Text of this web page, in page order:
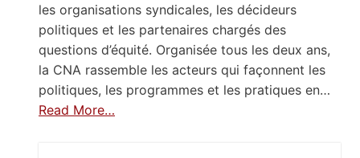
les organisations syndicales, les décideurs
politiques et les partenaires chargés des
questions d’équité. Organisée tous les deux ans,
la CNA rassemble les acteurs qui façonnent les
politiques, les programmes et les pratiques en…
Read More…